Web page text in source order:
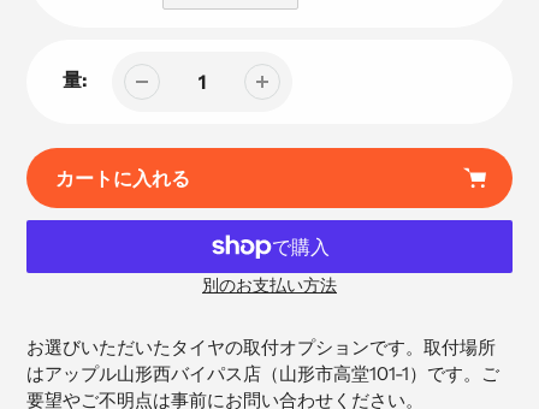
量:
カートに入れる
別のお支払い方法
ー
ト
に
お選びいただいたタイヤの取付オプションです。取付場所
はアップル山形西バイパス店（山形市高堂101-1）です。ご
要望やご不明点は事前にお問い合わせください。